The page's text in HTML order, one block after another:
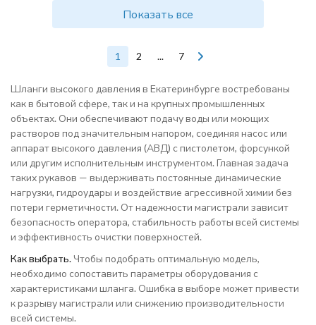
Показать все
1 2 ... 7
Шланги высокого давления в Екатеринбурге востребованы
как в бытовой сфере, так и на крупных промышленных
объектах. Они обеспечивают подачу воды или моющих
растворов под значительным напором, соединяя насос или
аппарат высокого давления (АВД) с пистолетом, форсункой
или другим исполнительным инструментом. Главная задача
таких рукавов — выдерживать постоянные динамические
нагрузки, гидроудары и воздействие агрессивной химии без
потери герметичности. От надежности магистрали зависит
безопасность оператора, стабильность работы всей системы
и эффективность очистки поверхностей.
Как выбрать.Чтобы подобрать оптимальную модель,
необходимо сопоставить параметры оборудования с
характеристиками шланга. Ошибка в выборе может привести
к разрыву магистрали или снижению производительности
всей системы.